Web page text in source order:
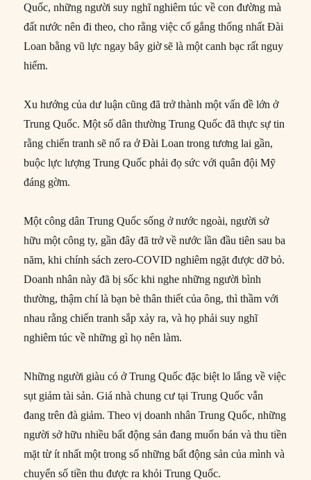
Quốc, những người suy nghĩ nghiêm túc về con đường mà
đất nước nên đi theo, cho rằng việc cố gắng thống nhất Đài
Loan bằng vũ lực ngay bây giờ sẽ là một canh bạc rất nguy
hiểm.
Xu hướng của dư luận cũng đã trở thành một vấn đề lớn ở
Trung Quốc. Một số dân thường Trung Quốc đã thực sự tin
rằng chiến tranh sẽ nổ ra ở Đài Loan trong tương lai gần,
buộc lực lượng Trung Quốc phải đọ sức với quân đội Mỹ
đáng gờm.
Một công dân Trung Quốc sống ở nước ngoài, người sở
hữu một công ty, gần đây đã trở về nước lần đầu tiên sau ba
năm, khi chính sách zero-COVID nghiêm ngặt được dỡ bỏ.
Doanh nhân này đã bị sốc khi nghe những người bình
thường, thậm chí là bạn bè thân thiết của ông, thì thầm với
nhau rằng chiến tranh sắp xảy ra, và họ phải suy nghĩ
nghiêm túc về những gì họ nên làm.
Những người giàu có ở Trung Quốc đặc biệt lo lắng về việc
sụt giảm tài sản. Giá nhà chung cư tại Trung Quốc vẫn
đang trên đà giảm. Theo vị doanh nhân Trung Quốc, những
người sở hữu nhiều bất động sản đang muốn bán và thu tiền
mặt từ ít nhất một trong số những bất động sản của mình và
chuyển số tiền thu được ra khỏi Trung Quốc.